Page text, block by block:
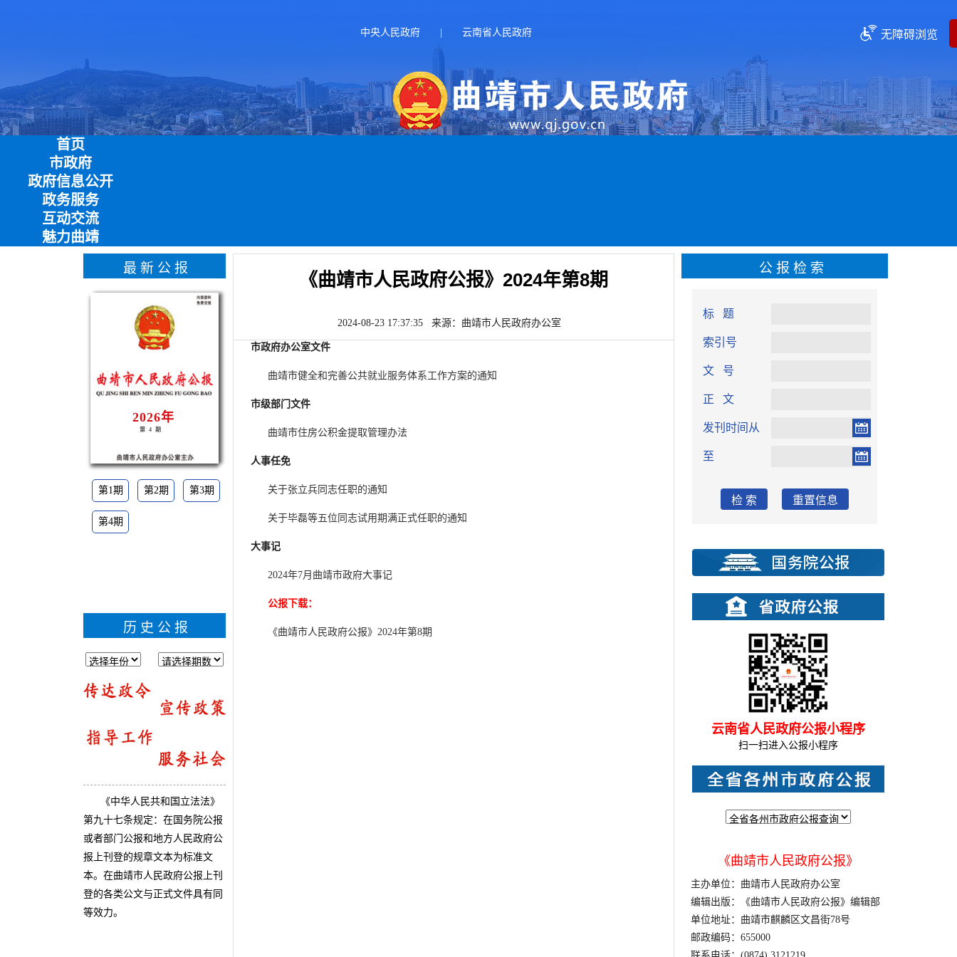
中央人民政府 | 云南省人民政府 无障碍浏览
首页
市政府
政府信息公开
政务服务
互动交流
魅力曲靖
最新公报
2026年
第4期
第1期 第2期 第3期
第4期
历史公报
《中华人民共和国立法法》
第九十七条规定：在国务院公报
或者部门公报和地方人民政府公
报上刊登的规章文本为标准文
本。在曲靖市人民政府公报上刊
登的各类公文与正式文件具有同
等效力。
《曲靖市人民政府公报》2024年第8期
2024-08-23 17:37:35 来源：曲靖市人民政府办公室
市政府办公室文件
曲靖市健全和完善公共就业服务体系工作方案的通知
市级部门文件
曲靖市住房公积金提取管理办法
人事任免
关于张立兵同志任职的通知
关于毕磊等五位同志试用期满正式任职的通知
大事记
2024年7月曲靖市政府大事记
公报下载：
《曲靖市人民政府公报》2024年第8期
公报检索
标 题
索引号
文 号
正 文
发刊时间从
至
检 索 重置信息
云南省人民政府公报小程序
扫一扫进入公报小程序
《曲靖市人民政府公报》
主办单位：曲靖市人民政府办公室
编辑出版：《曲靖市人民政府公报》编辑部
单位地址：曲靖市麒麟区文昌街78号
邮政编码：655000